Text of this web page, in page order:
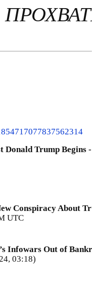
Donald Trump Begins
Conspiracy About
UTC
Infowars Out of
03:18)